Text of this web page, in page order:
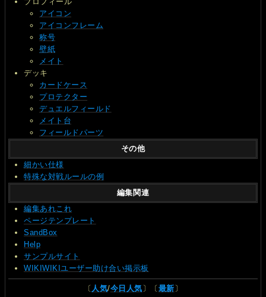
アイコン
アイコンフレーム
称号
壁紙
メイト
デッキ
カードケース
プロテクター
デュエルフィールド
メイト台
フィールドパーツ
その他
細かい仕様
特殊な対戦ルールの例
編集関連
編集あれこれ
ページテンプレート
SandBox
Help
サンプルサイト
WIKIWIKIユーザー助け合い掲示板
〔 人気/今日人気 〕〔 最新 〕